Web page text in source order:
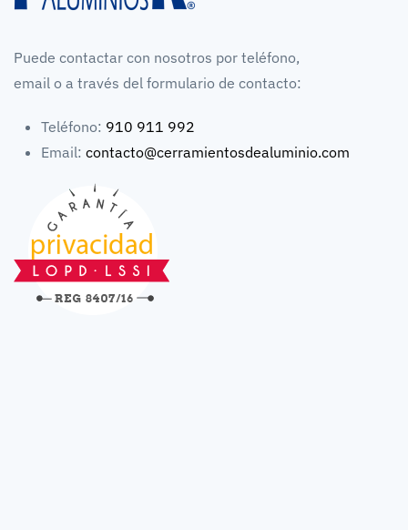
Puede contactar con nosotros por teléfono,
email o a través del formulario de contacto:
Teléfono: 910 911 992
Email: contacto@cerramientosdealuminio.com